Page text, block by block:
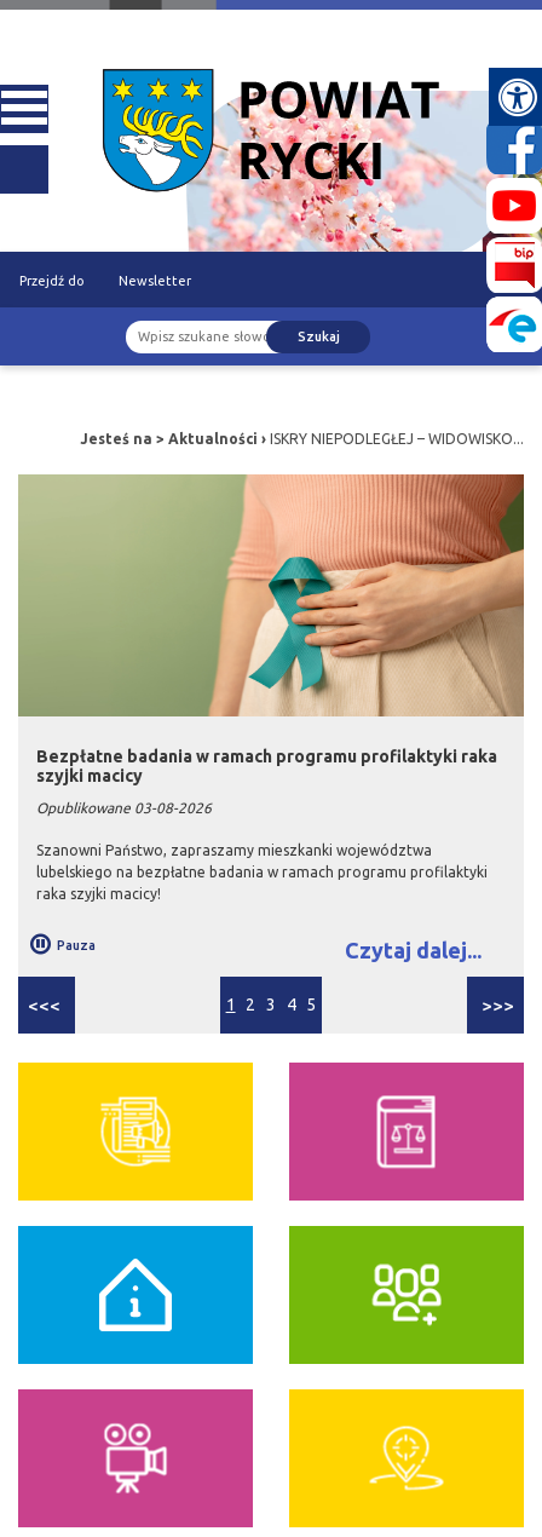
Przejdź do Newsletter
Szukaj
Jesteś na > Aktualności › ISKRY NIEPODLEGŁEJ – WIDOWISKO...
Bezpłatne badania w ramach programu profilaktyki raka
szyjki macicy
Opublikowane 03-08-2026
Szanowni Państwo, zapraszamy mieszkanki województwa
lubelskiego na bezpłatne badania w ramach programu profilaktyki
raka szyjki macicy!
Czytaj dalej...
Pauza
1 2 3 4 5
<<< >>>